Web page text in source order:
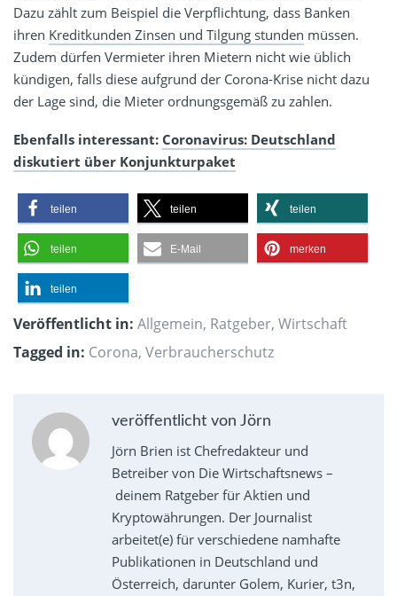
Dazu zählt zum Beispiel die Verpflichtung, dass Banken
ihren Kreditkunden Zinsen und Tilgung stunden müssen.
Zudem dürfen Vermieter ihren Mietern nicht wie üblich
kündigen, falls diese aufgrund der Corona-Krise nicht dazu
der Lage sind, die Mieter ordnungsgemäß zu zahlen.
Ebenfalls interessant: Coronavirus: Deutschland
diskutiert über Konjunkturpaket
teilen teilen teilen
teilen E-Mail merken
teilen
Veröffentlicht in: Allgemein, Ratgeber, Wirtschaft
Tagged in: Corona, Verbraucherschutz
veröffentlicht von Jörn
Jörn Brien ist Chefredakteur und
Betreiber von Die Wirtschaftsnews –
deinem Ratgeber für Aktien und
Kryptowährungen. Der Journalist
arbeitet(e) für verschiedene namhafte
Publikationen in Deutschland und
Österreich, darunter Golem, Kurier, t3n,